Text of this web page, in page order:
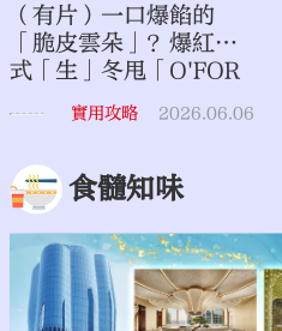
（有片）一口爆餡的
「脆皮雲朵」？爆紅日
式「生」冬甩「O'FOR
DONUT 」登陸旺角！
｜點妹•打卡
實用攻略 2026.06.06
食髓知味